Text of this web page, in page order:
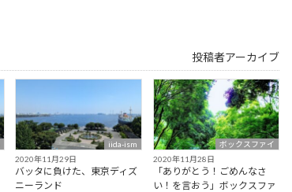
投稿者アーカイブ
iida-ism
2020年11月29日
バッタに負けた、東京ディズ
ニーランド
ボックスファイ
2020年11月28日
「ありがとう！ごめんなさ
い！を言おう」ボックスファ